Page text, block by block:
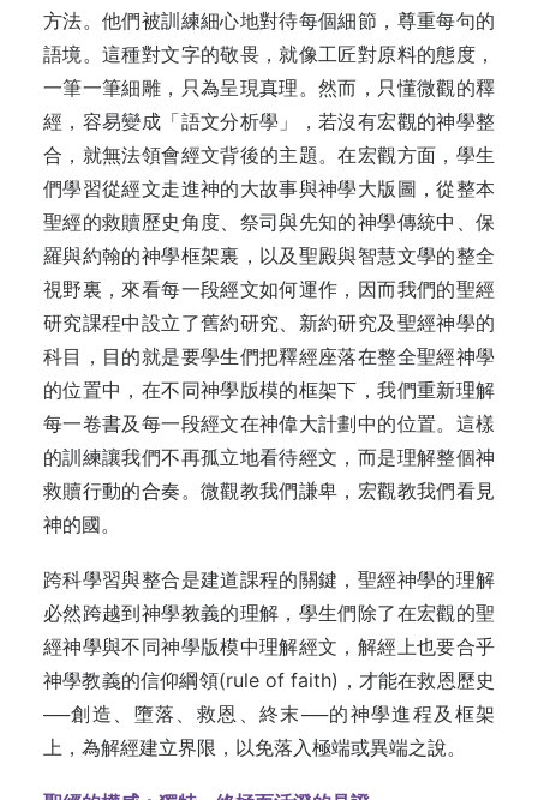
方法。他們被訓練細心地對待每個細節，尊重每句的
語境。這種對文字的敬畏，就像工匠對原料的態度，
一筆一筆細雕，只為呈現真理。然而，只懂微觀的釋
經，容易變成「語文分析學」，若沒有宏觀的神學整
合，就無法領會經文背後的主題。在宏觀方面，學生
們學習從經文走進神的大故事與神學大版圖，從整本
聖經的救贖歷史角度、祭司與先知的神學傳統中、保
羅與約翰的神學框架裏，以及聖殿與智慧文學的整全
視野裏，來看每一段經文如何運作，因而我們的聖經
研究課程中設立了舊約研究、新約研究及聖經神學的
科目，目的就是要學生們把釋經座落在整全聖經神學
的位置中，在不同神學版模的框架下，我們重新理解
每一卷書及每一段經文在神偉大計劃中的位置。這樣
的訓練讓我們不再孤立地看待經文，而是理解整個神
救贖行動的合奏。微觀教我們謙卑，宏觀教我們看見
神的國。
跨科學習與整合是建道課程的關鍵，聖經神學的理解
必然跨越到神學教義的理解，學生們除了在宏觀的聖
經神學與不同神學版模中理解經文，解經上也要合乎
神學教義的信仰綱領(rule of faith)，才能在救恩歷史
──創造、墮落、救恩、終末──的神學進程及框架
上，為解經建立界限，以免落入極端或異端之說。